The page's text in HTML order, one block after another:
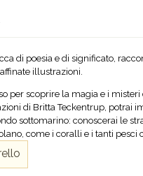
di poesia e di significato,
illustrazioni.
per scoprire la magia e i misteri
di Britta Teckentrup, potrai
sottomarino: conoscerai le
come i coralli e i tanti pesci